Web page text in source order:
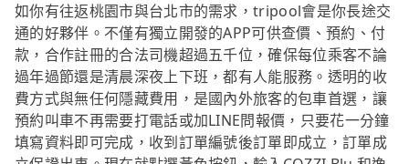
如你有往返桃園市與台北市的需求，tripool會是你長途交
通的好夥伴。不僅有獨立開發的APP可供查價、預約、付
款，合作註冊的合法司機超過五千位，確保每位乘客不論
過年過節還是清晨深夜上下班，都有人能服務。透明的收
費方式與無任何隱藏費用，是國內外旅客的包車首選，讓
預約叫車不再需要打電話或加LINE問報價，只要花一分鐘
填寫資料即可完成，收到訂單編號後訂單即成立，訂單成